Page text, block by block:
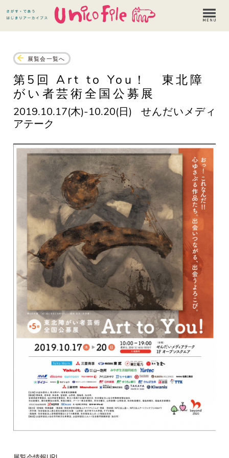
展覧会一覧へ
第5回 Art to You！ 東北障
がい者芸術全国公募展
2019.10.17(木)-10.20(日)
せんだいメディ
アテーク